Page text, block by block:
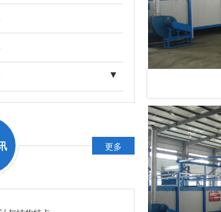
化设备
备
备
更多